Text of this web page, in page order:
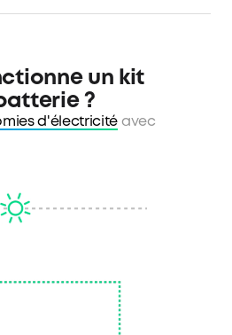
un kit
?
d'électricité avec